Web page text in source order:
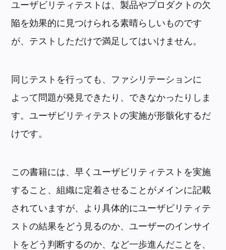
ユーザビリティテストは、製品やプロダクトの欠
陥を効果的に見つけられる素晴らしいものです
が、テストしただけで満足してはいけません。
同じテストを行っても、ファシリテーションに
よって問題が発見できたり、できなかったりしま
す。ユーザビリティテストの実施が形骸化するだ
けです。
この書籍には、早くユーザビリティテストを実施
すること、組織に定着させることがメインに記載
されていますが、より具体的にユーザビリティテ
ストの結果をどう見るのか、ユーザーのインサイ
トをどう判断するのか、など一歩進んだことを、